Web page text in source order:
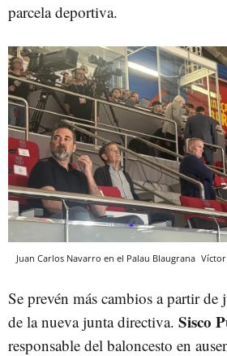
parcela deportiva.
Juan Carlos Navarro en el Palau Blaugrana
Se prevén más cambios a partir
de la nueva junta directiva. Sisco
responsable del baloncesto en